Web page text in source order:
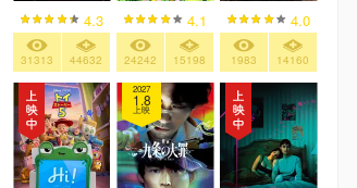
4.3
31313 44632
4.1
24242 15198
4.0
1983 14160
2027
1.8
上映